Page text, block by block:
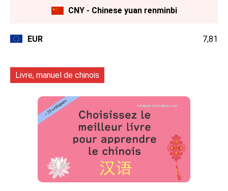
CNY - Chinese yuan renminbi
EUR 7,81
Livre, manuel de chinois